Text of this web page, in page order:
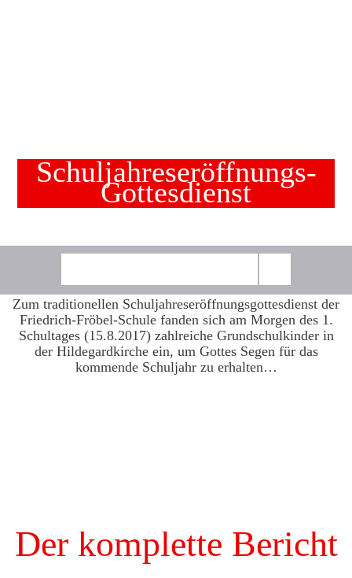
Schuljahreseröffnungs-
Gottesdienst
Zum traditionellen Schuljahreseröffnungsgottesdienst der
Friedrich-Fröbel-Schule fanden sich am Morgen des 1.
Schultages (15.8.2017) zahlreiche Grundschulkinder in
der Hildegardkirche ein, um Gottes Segen für das
kommende Schuljahr zu erhalten…
Der komplette Bericht